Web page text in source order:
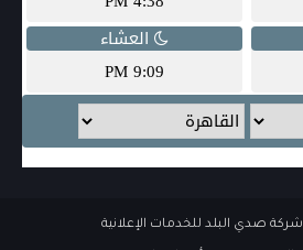
شركة صدي البلد للخدمات الإعلانية